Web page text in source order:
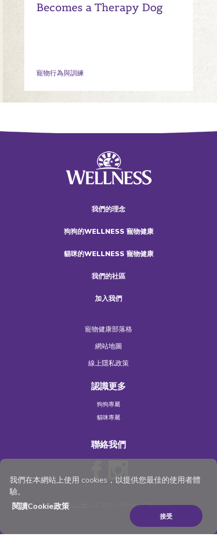
我們在本網站上使用 cookies，以提供您最佳的使用者體
驗。
閱讀Cookie政策
接受
Becomes a Therapy Dog
寵物行為與訓練
我們的理念
狗狗的WELLNESS 寵物健康
貓咪的WELLNESS 寵物健康
我們的社區
加入我們
寵物健康部落格
網站地圖
線上隱私政策
認識更多
狗狗專屬
貓咪專屬
聯絡我們
©Wellness Pet , LLC 2023. All Rights Reserved